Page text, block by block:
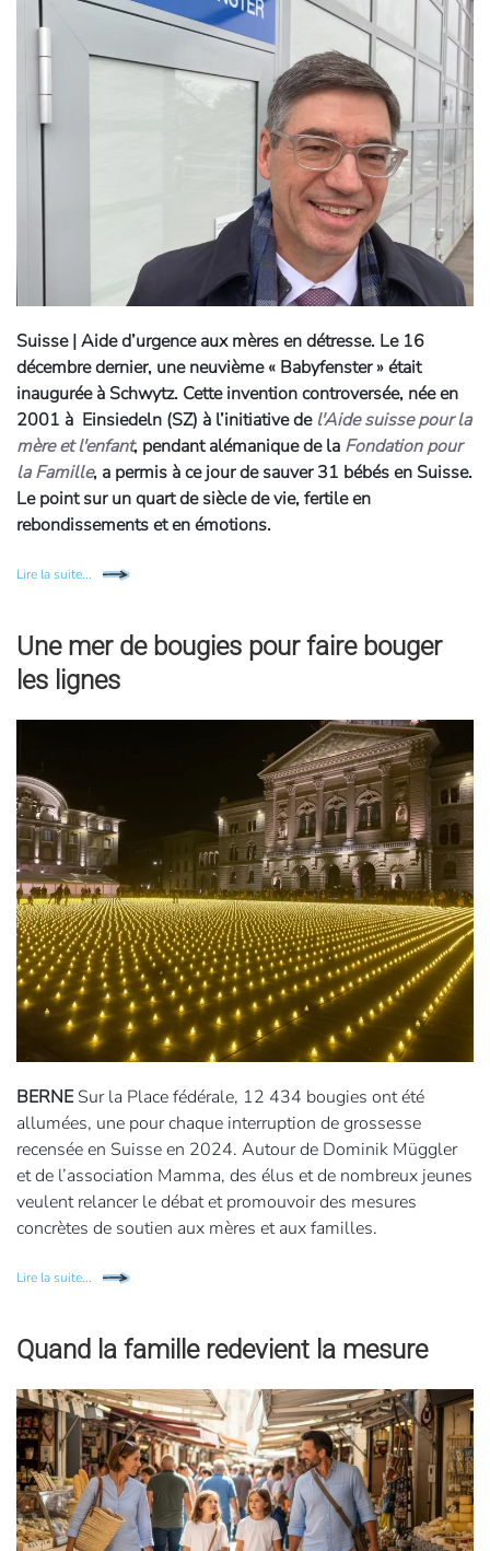
Suisse | Aide d’urgence aux mères en détresse. Le 16
décembre dernier, une neuvième « Babyfenster » était
inaugurée à Schwytz. Cette invention controversée, née en
2001 à Einsiedeln (SZ) à l’initiative del'Aide suisse pour la
mère et l'enfant, pendant alémanique de la Fondation pour
la Famille, a permis à ce jour de sauver 31 bébés en Suisse.
Le point sur un quart de siècle de vie, fertile en
rebondissements et en émotions.
Lire la suite...
Une mer de bougies pour faire bouger
les lignes
BERNE Sur la Place fédérale, 12 434 bougies ont été
allumées, une pour chaque interruption de grossesse
recensée en Suisse en 2024. Autour de Dominik Müggler
et de l’association Mamma, des élus et de nombreux jeunes
veulent relancer le débat et promouvoir des mesures
concrètes de soutien aux mères et aux familles.
Lire la suite...
Quand la famille redevient la mesure